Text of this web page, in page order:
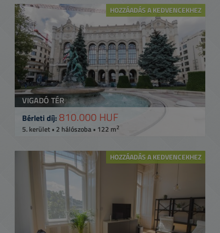
HOZZÁADÁS A KEDVENCEKHEZ
VIGADÓ TÉR
Bérleti díj:810.000 HUF
5. kerület • 2 hálószoba • 122 m2
HOZZÁADÁS A KEDVENCEKHEZ